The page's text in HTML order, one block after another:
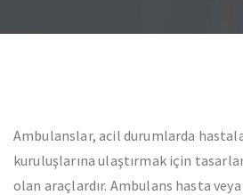
Ambulanslar, acil durumlarda
kuruluşlarına ulaştırmak için
olan araçlardır. Ambulans hasta